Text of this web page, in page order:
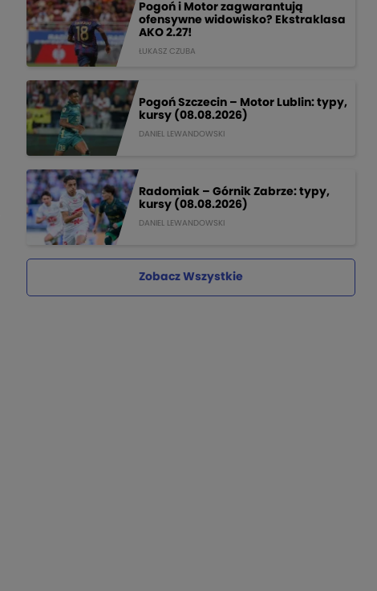
Pogoń i Motor zagwarantują
ofensywne widowisko? Ekstraklasa
AKO 2.27!
ŁUKASZ CZUBA
Pogoń Szczecin – Motor Lublin: typy,
kursy (08.08.2026)
DANIEL LEWANDOWSKI
Radomiak – Górnik Zabrze: typy,
kursy (08.08.2026)
DANIEL LEWANDOWSKI
Zobacz Wszystkie